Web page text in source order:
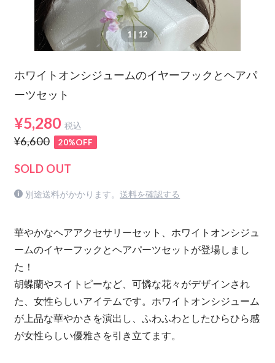
1 | 12
ホワイトオンシジュームのイヤーフックとヘアパ
ーツセット
¥5,280 税込
¥6,600 20%OFF
SOLD OUT
別途送料がかかります。 送料を確認する
華やかなヘアアクセサリーセット、ホワイトオンシジュ
ームのイヤーフックとヘアパーツセットが登場しまし
た！
胡蝶蘭やスイトピーなど、可憐な花々がデザインされ
た、女性らしいアイテムです。ホワイトオンシジューム
が上品な華やかさを演出し、ふわふわとしたひらひら感
が女性らしい優雅さを引き立てます。